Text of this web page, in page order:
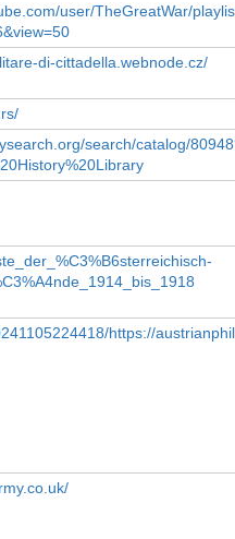
user/TheGreatWar/
di-cittadella.webnode.cz/
search/catalog/
https://